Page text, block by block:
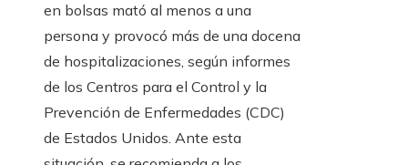
en bolsas mató al menos a una
persona y provocó más de una docena
de hospitalizaciones, según informes
de los Centros para el Control y la
Prevención de Enfermedades (CDC)
de Estados Unidos. Ante esta